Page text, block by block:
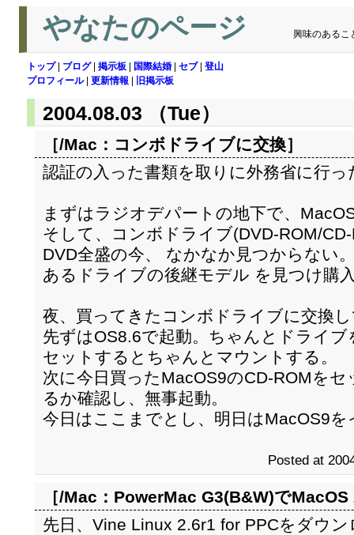
やなたのページ 興味のあるこ
トップ| ブログ| 掲示板 国際結婚 セブ| 登山
プロフィール| 更新情報 旧掲示板
2004.08.03 （Tue）
［/Mac： コンボドライブに交換］
認証の入った書類を取りに外務省に行
まずはラジオデパートの地下で、
そして、コンボドライブ(DVD-ROM/
DVD全盛の今、 なかなか見つからない
あるドライブの後継モデル を見つけ購
夜、買ってきたコンボドライブに交換
先ずはOS8.6で起動。ちゃんとドライ
セットするとちゃんとマウントする。
次に今日買ったMacOS9のCD-ROMを
るか確認し、無事起動。
今日はここまでとし、明日はMacOS9
Posted at
［/Mac： PowerMac G3(B&W)で
先日、Vine Linux 2.6r1 for PPCをダウ